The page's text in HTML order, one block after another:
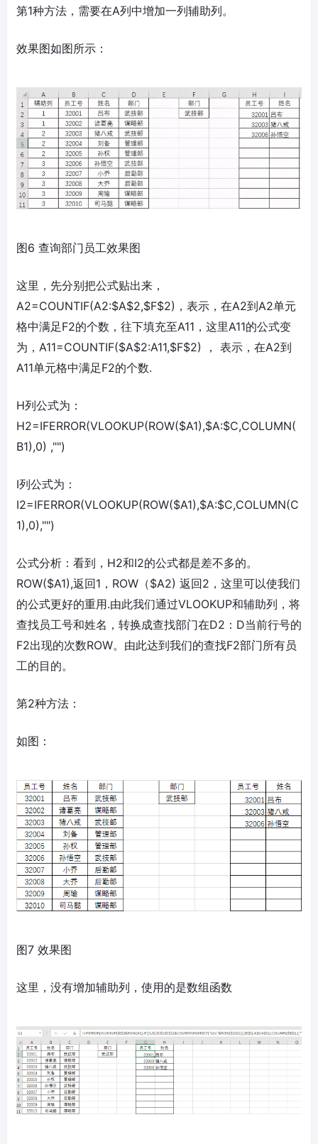
第1种方法，需要在A列中增加一列辅助列。
效果图如图所示：
图6 查询部门员工效果图
这里，先分别把公式贴出来，
A2=COUNTIF(A2:$A$2,$F$2)，表示，在A2到A2单元
格中满足F2的个数，往下填充至A11，这里A11的公式变
为，A11=COUNTIF($A$2:A11,$F$2) ， 表示，在A2到
A11单元格中满足F2的个数.
H列公式为：
H2=IFERROR(VLOOKUP(ROW($A1),$A:$C,COLUMN(
B1),0) ,"")
I列公式为：
I2=IFERROR(VLOOKUP(ROW($A1),$A:$C,COLUMN(C
1),0),"")
公式分析：看到，H2和I2的公式都是差不多的。
ROW($A1),返回1，ROW（$A2) 返回2，这里可以使我们
的公式更好的重用.由此我们通过VLOOKUP和辅助列，将
查找员工号和姓名，转换成查找部门在D2：D当前行号的
F2出现的次数ROW。由此达到我们的查找F2部门所有员
工的目的。
第2种方法：
如图：
图7 效果图
这里，没有增加辅助列，使用的是数组函数